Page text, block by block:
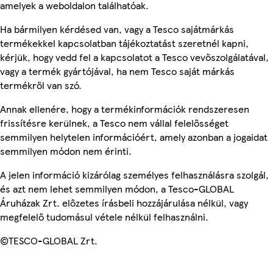
amelyek a weboldalon találhatóak.
Ha bármilyen kérdésed van, vagy a Tesco sajátmárkás
termékekkel kapcsolatban tájékoztatást szeretnél kapni,
kérjük, hogy vedd fel a kapcsolatot a Tesco vevőszolgálatával,
vagy a termék gyártójával, ha nem Tesco saját márkás
termékről van szó.
Annak ellenére, hogy a termékinformációk rendszeresen
frissítésre kerülnek, a Tesco nem vállal felelősséget
semmilyen helytelen információért, amely azonban a jogaidat
semmilyen módon nem érinti.
A jelen információ kizárólag személyes felhasználásra szolgál,
és azt nem lehet semmilyen módon, a Tesco-GLOBAL
Áruházak Zrt. előzetes írásbeli hozzájárulása nélkül, vagy
megfelelő tudomásul vétele nélkül felhasználni.
©TESCO-GLOBAL Zrt.